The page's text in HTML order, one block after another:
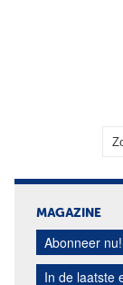
MAGAZINE
Abonneer nu!
In de laatste